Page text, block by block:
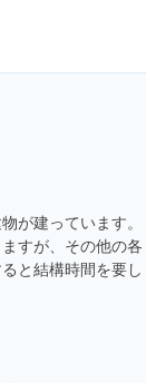
が建っています。
すが、その他の各
と結構時間を要し